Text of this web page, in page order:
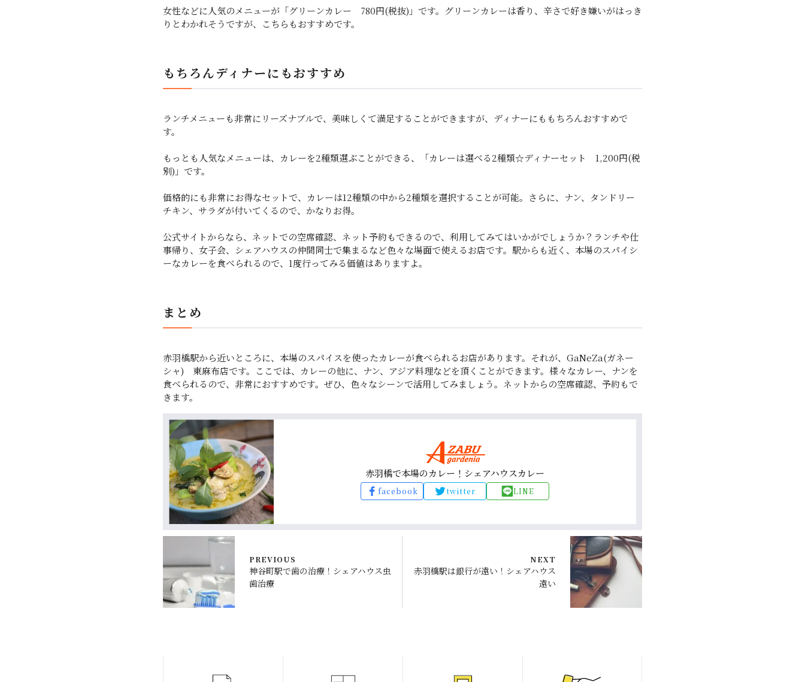
女性などに人気のメニューが「グリーンカレー 780円(税抜)」です。グリーンカレーは香り、辛さで好き嫌いがはっき
りとわかれそうですが、こちらもおすすめです。
もちろんディナーにもおすすめ
ランチメニューも非常にリーズナブルで、美味しくて満足することができますが、ディナーにももちろんおすすめで
す。
もっとも人気なメニューは、カレーを2種類選ぶことができる、「カレーは選べる2種類☆ディナーセット 1,200円(税
別)」です。
価格的にも非常にお得なセットで、カレーは12種類の中から2種類を選択することが可能。さらに、ナン、タンドリー
チキン、サラダが付いてくるので、かなりお得。
公式サイトからなら、ネットでの空席確認、ネット予約もできるので、利用してみてはいかがでしょうか？ランチや仕
事帰り、女子会、シェアハウスの仲間同士で集まるなど色々な場面で使えるお店です。駅からも近く、本場のスパイシ
ーなカレーを食べられるので、1度行ってみる価値はありますよ。
まとめ
赤羽橋駅から近いところに、本場のスパイスを使ったカレーが食べられるお店があります。それが、GaNeZa(ガネー
シャ) 東麻布店です。ここでは、カレーの他に、ナン、アジア料理などを頂くことができます。様々なカレー、ナンを
食べられるので、非常におすすめです。ぜひ、色々なシーンで活用してみましょう。ネットからの空席確認、予約もで
きます。
赤羽橋で本場のカレー！シェアハウスカレー
facebook twitter LINE
PREVIOUS
神谷町駅で歯の治療！シェアハウス虫
歯治療
NEXT
赤羽橋駅は銀行が遠い！シェアハウス
遠い